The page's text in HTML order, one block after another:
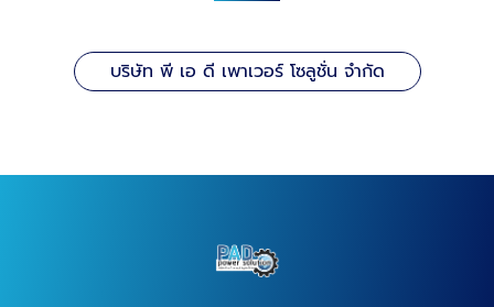
บริษัท พี เอ ดี เพาเวอร์ โซลูชั่น จำกัด